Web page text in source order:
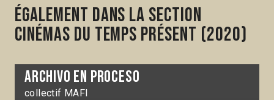
Également dans la section
Cinémas du temps présent (2020)
Archivo en proceso
collectif MAFI